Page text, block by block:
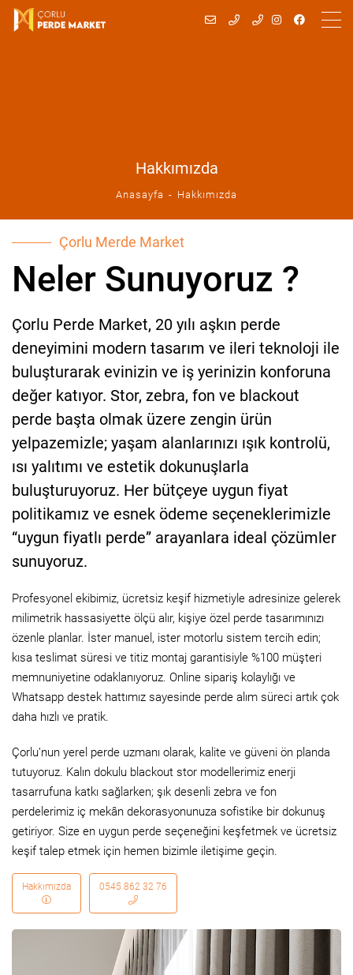
Hakkımızda
Anasayfa Hakkımızda
Çorlu Merde Market
Neler Sunuyoruz ?
Çorlu Perde Market, 20 yılı aşkın perde
deneyimini modern tasarım ve ileri teknoloji ile
buluşturarak evinizin ve iş yerinizin konforuna
değer katıyor. Stor, zebra, fon ve blackout
perde başta olmak üzere zengin ürün
yelpazemizle; yaşam alanlarınızı ışık kontrolü,
ısı yalıtımı ve estetik dokunuşlarla
buluşturuyoruz. Her bütçeye uygun fiyat
politikamız ve esnek ödeme seçeneklerimizle
“uygun fiyatlı perde” arayanlara ideal çözümler
sunuyoruz.
Profesyonel ekibimiz, ücretsiz keşif hizmetiyle adresinize gelerek
milimetrik hassasiyette ölçü alır, kişiye özel perde tasarımınızı
özenle planlar. İster manuel, ister motorlu sistem tercih edin;
kısa teslimat süresi ve titiz montaj garantisiyle %100 müşteri
memnuniyetine odaklanıyoruz. Online sipariş kolaylığı ve
Whatsapp destek hattımız sayesinde perde alım süreci artık çok
daha hızlı ve pratik.
Çorlu’nun yerel perde uzmanı olarak, kalite ve güveni ön planda
tutuyoruz. Kalın dokulu blackout stor modellerimiz enerji
tasarrufuna katkı sağlarken; şık desenli zebra ve fon
perdelerimiz iç mekân dekorasyonunuza sofistike bir dokunuş
getiriyor. Size en uygun perde seçeneğini keşfetmek ve ücretsiz
keşif talep etmek için hemen bizimle iletişime geçin.
Hakkımızda 0545 862 32 76